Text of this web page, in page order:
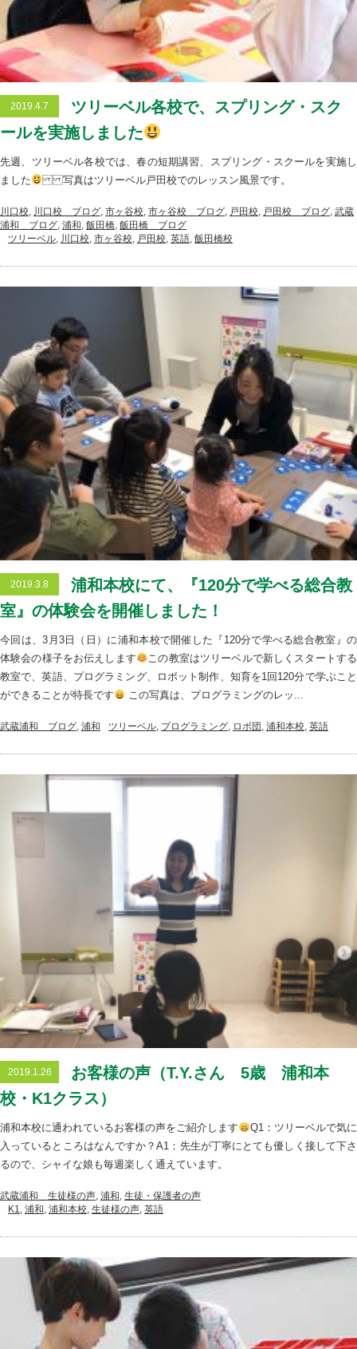
2019.4.7
ツリーベル各校で、スプリング・スク
ールを実施しました
先週、ツリーベル各校では、春の短期講習、スプリング・スクールを実施し
ました
写真はツリーベル戸田校でのレッスン風景です。
川口校 川口校＿ブログ 市ヶ谷校 市ヶ谷校＿ブログ 戸田校 戸田校＿ブログ 武蔵
浦和＿ブログ 浦和 飯田橋 飯田橋＿ブログ
ツリーベル 川口校 市ヶ谷校 戸田校 英語 飯田橋校
2019.3.8
浦和本校にて、『120分で学べる総合教
室』の体験会を開催しました！
今回は、3月3日（日）に浦和本校で開催した『120分で学べる総合教室』の
体験会の様子をお伝えします
この教室はツリーベルで新しくスタートする
教室で、英語、プログラミング、ロボット制作、知育を1回120分で学ぶこと
ができることが特長です
この写真は、プログラミングのレッ...
武蔵浦和＿ブログ, 浦和 ツリーベル, プログラミング, ロボ団, 浦和本校, 英語
2019.1.26
お客様の声（T.Y.さん 5歳 浦和本
校・K1クラス）
浦和本校に通われているお客様の声をご紹介します
Q1：ツリーベルで気に
入っているところはなんですか？A1：先生が丁寧にとても優しく接して下さ
るので、シャイな娘も毎週楽しく通えています。
武蔵浦和＿生徒様の声, 浦和, 生徒・保護者の声
K1, 浦和, 浦和本校, 生徒様の声, 英語